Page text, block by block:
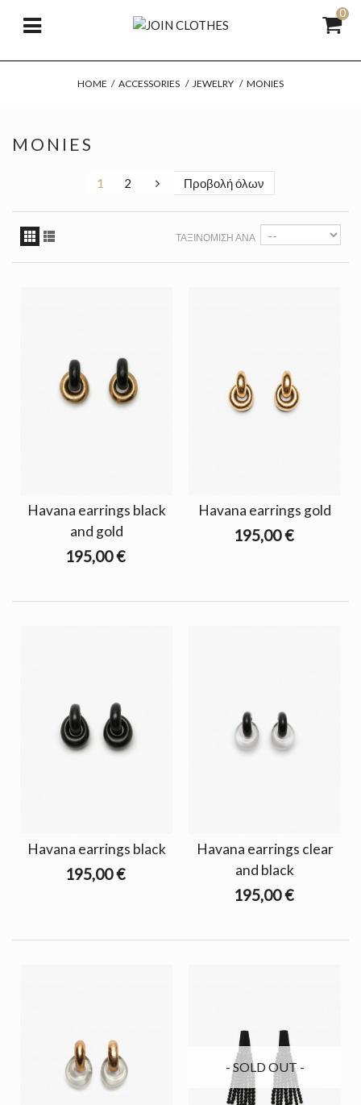
0
HOME / ACCESSORIES / JEWELRY / MONIES
MONIES
1 2 Προβολή όλων
ΤΑΞΙΝΌΜΙΣΗ ΑΝΆ
Havana earrings black
and gold
195,00 €
Havana earrings gold
195,00 €
Havana earrings black
195,00 €
Havana earrings clear
and black
195,00 €
- SOLD OUT -